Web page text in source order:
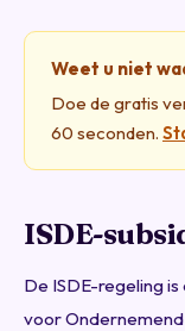
Weet u niet
Doe de gratis
60 seconden.
ISDE-
De ISDE-regeling
voor